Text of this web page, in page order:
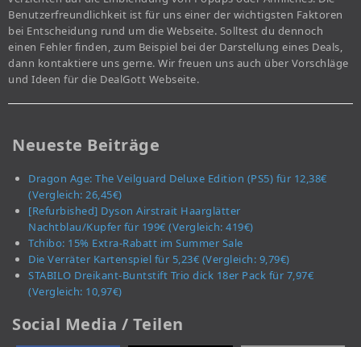
Benutzerfreundlichkeit ist für uns einer der wichtigsten Faktoren
bei Entscheidung rund um die Webseite. Solltest du dennoch
einen Fehler finden, zum Beispiel bei der Darstellung eines Deals,
dann kontaktiere uns gerne. Wir freuen uns auch über Vorschläge
und Ideen für die DealGott Webseite.
Neueste Beiträge
Dragon Age: The Veilguard Deluxe Edition (PS5) für 12,38€
(Vergleich: 26,45€)
[Refurbished] Dyson Airstrait Haarglätter
Nachtblau/Kupfer für 199€ (Vergleich: 419€)
Tchibo: 15% Extra-Rabatt im Summer Sale
Die Verräter Kartenspiel für 5,23€ (Vergleich: 9,79€)
STABILO Dreikant-Buntstift Trio dick 18er Pack für 7,97€
(Vergleich: 10,97€)
Social Media / Teilen